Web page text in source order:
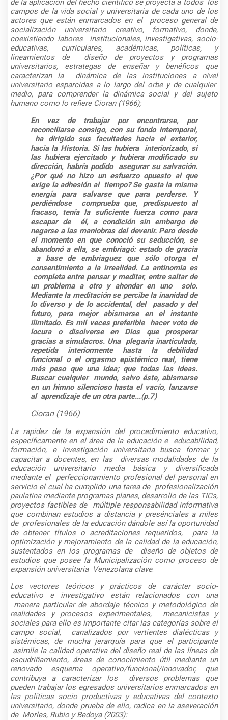
campos de la vida social y universitaria de cada uno de los
actores que están enmarcados en el proceso general de
socialización universitario creativo, formativo, donde,
coexistiendo labores institucionales, investigativas, socio-
educativas, curriculares, académicas, políticas, y
lineamientos de diseño de proyectos y programas
universitarios, estrategas de enseñar y benéficos que
caracterizan la dinámica de las instituciones a nivel
universitario esparcidas a lo largo del orbe y de cualquier
medio, para comprender la dinámica social y del sujeto
humano como lo refiere Cioran (1966);
En vez de trabajar por encontrarse, por
reconciliarse consigo, con su fondo intemporal,
ha dirigido sus facultades hacia el exterior,
hacia la Historia. Si las hubiera interiorizado, si
las hubiera ejercitado y hubiera modificado su
dirección, habría podido asegurar su salvación.
¿Por qué no hizo un esfuerzo opuesto al que
exige la adhesión al tiempo? Se gasta la misma
energía para salvarse que para perderse. Y
perdiéndose comprueba que, predispuesto al
fracaso, tenía la suficiente fuerza como para
escapar de él, a condición sin embargo de
negarse a las maniobras del devenir. Pero desde
el momento en que conoció su seducción, se
abandonó a ella, se embriagó: estado de gracia
a base de embriaguez que sólo otorga el
consentimiento a la irrealidad. La antinomia es
completa entre pensar y meditar, entre saltar de
un problema a otro y ahondar en uno solo.
Mediante la meditación se percibe la inanidad de
lo diverso y de lo accidental, del pasado y del
futuro, para mejor abismarse en el instante
ilimitado. Es mil veces preferible hacer voto de
locura o disolverse en Dios que prosperar
gracias a simulacros. Una plegaria inarticulada,
repetida interiormente hasta la debilidad
funcional o el orgasmo epistémico real, tiene
más peso que una idea; que todas las ideas.
Buscar cualquier mundo, salvo éste, abismarse
en un himno silencioso hasta el vacío, lanzarse
al aprendizaje de un otra parte...(p.7)
Cioran (1966)
La rapidez de la expansión del procedimiento educativo,
específicamente en el área de la educación e educabilidad,
formación, e investigación universitaria busca formar y
capacitar a docentes, en las diversas modalidades de la
educación universitario media básica y diversificada
mediante el perfeccionamiento profesional del personal en
servicio el cual ha cumplido una tarea de profesionalización
paulatina mediante programas planes, desarrollo de las TICs,
proyectos factibles de múltiple responsabilidad informativa
que combinan estudios a distancia y presénciales a miles
de profesionales de la educación dándole así la oportunidad
de obtener títulos o acreditaciones requeridos, para la
optimización y mejoramiento de la calidad de la educación,
sustentados en los programas de diseño de objetos de
estudios que posee la Municipalización como proceso de
expansión universitaria Venezolana clave.
Los vectores teóricos y prácticos de carácter socio-
educativo e investigativo están relacionados con una
manera particular de abordaje técnico y metodológico de
realidades y procesos experimentales, mecanicistas y
sociales para ello es importante citar las categorías sobre el
campo social, canalizados por vertientes dialécticas y
sistémicas, de mucha jerarquía para que el participante
asimile la calidad operativa del diseño real de las líneas de
escudriñamiento, áreas de conocimiento útil mediante un
renovado esquema operativo/funcional/innovador, que
contribuya a caracterizar los diversos problemas que
pueden trabajar los egresados universitarios enmarcados en
las políticas socio productivas y educativas del contexto
universitario, donde prueba de ello, radica en la aseveración
de Morles, Rubio y Bedoya (2003):